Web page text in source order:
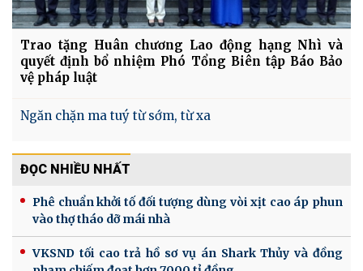
Trao tặng Huân chương Lao động hạng Nhì và
quyết định bổ nhiệm Phó Tổng Biên tập Báo Bảo
vệ pháp luật
Ngăn chặn ma tuý từ sớm, từ xa
ĐỌC NHIỀU NHẤT
Phê chuẩn khởi tố đối tượng dùng vòi xịt cao áp phun
vào thợ tháo dỡ mái nhà
VKSND tối cao trả hồ sơ vụ án Shark Thủy và đồng